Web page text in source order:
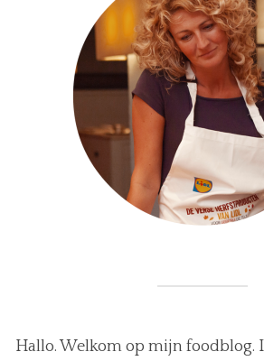
Hallo. Welkom op mijn foodblog.